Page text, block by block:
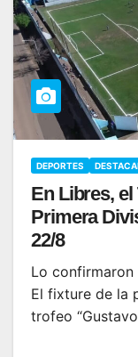
DEPORTES
En Libres,
Primera
22/8
Lo confirmaron
El fixture de la
trofeo